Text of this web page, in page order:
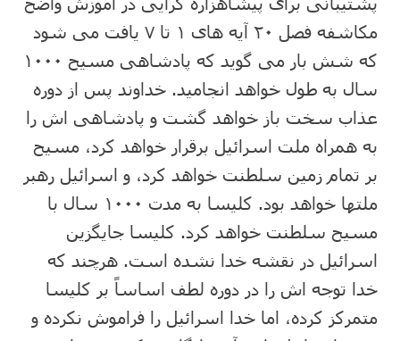
مکاشفه فصل ۲۰ آیه های ۱ تا ۷ یافت می شود
که شش بار می گوید که پادشاهی مسیح ۱۰۰۰
سال به طول خواهد انجامید. خداوند پس از دوره
عذاب سخت باز خواهد گشت و پادشاهی اش را
به همراه ملت اسرائیل برقرار خواهد کرد، مسیح
بر تمام زمین سلطنت خواهد کرد، و اسرائیل رهبر
ملتها خواهد بود. کلیسا به مدت ۱۰۰۰ سال با
مسیح سلطنت خواهد کرد. کلیسا جایگزین
اسرائیل در نقشه خدا نشده است. هرچند که
خدا توجه اش را در دوره لطف اساساً بر کلیسا
متمرکز کرده، اما خدا اسرائیل را فراموش نکرده و